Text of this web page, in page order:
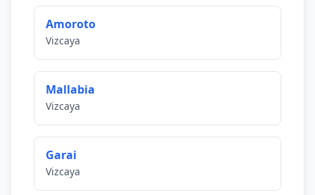
Amoroto
Vizcaya
Mallabia
Vizcaya
Garai
Vizcaya